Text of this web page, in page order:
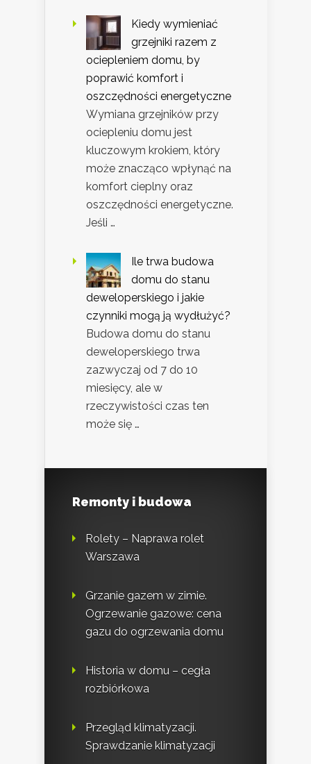
Kiedy wymieniać
grzejniki razem z
ociepleniem domu, by
poprawić komfort i
oszczędności energetyczne
Wymiana grzejników przy
ociepleniu domu jest
kluczowym krokiem, który
może znacząco wpłynąć na
komfort cieplny oraz
oszczędności energetyczne.
Jeśli …
Ile trwa budowa
domu do stanu
deweloperskiego i jakie
czynniki mogą ją wydłużyć?
Budowa domu do stanu
deweloperskiego trwa
zazwyczaj od 7 do 10
miesięcy, ale w
rzeczywistości czas ten
może się …
Remonty i budowa
Rolety – Naprawa rolet
Warszawa
Grzanie gazem w zimie.
Ogrzewanie gazowe: cena
gazu do ogrzewania domu
Historia w domu – cegła
rozbiórkowa
Przegląd klimatyzacji.
Sprawdzanie klimatyzacji